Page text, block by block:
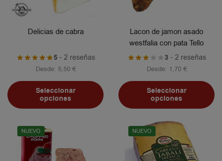
Delicias de cabra
5- 2 reseñas
Desde: 5,50 €
Seleccionar
opciones
Lacon de jamon asado
westfalia con pata Tello
3 - 2 reseñas
Desde: 1,70 €
Seleccionar
opciones
NUEVO NUEVO